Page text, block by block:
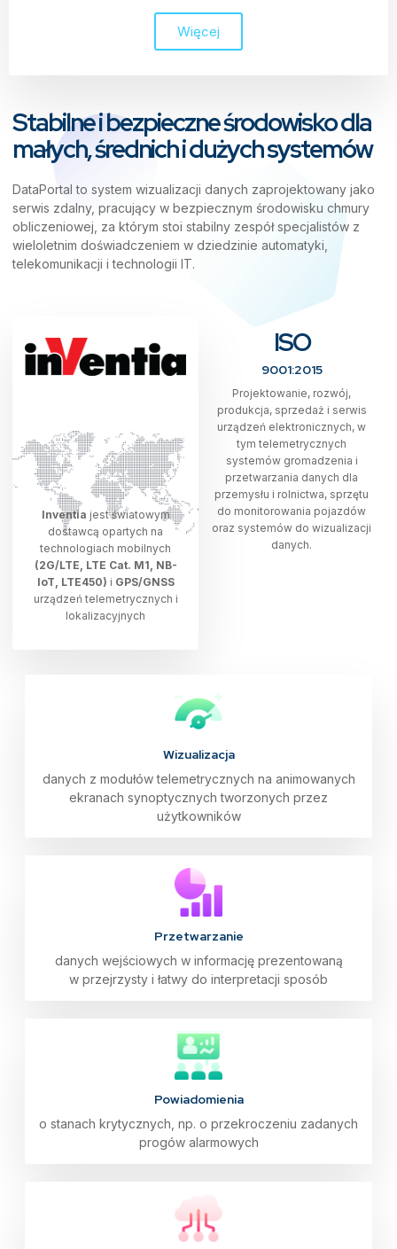
Więcej
Stabilne i bezpieczne środowisko dla
małych, średnich i dużych systemów
DataPortal to system wizualizacji danych zaprojektowany jako
serwis zdalny, pracujący w bezpiecznym środowisku chmury
obliczeniowej, za którym stoi stabilny zespół specjalistów z
wieloletnim doświadczeniem w dziedzinie automatyki,
telekomunikacji i technologii IT.
Inventia jest światowym
dostawcą opartych na
technologiach mobilnych
(2G/LTE, LTE Cat. M1, NB-
IoT, LTE450) i GPS/GNSS
urządzeń telemetrycznych i
lokalizacyjnych
ISO
9001:2015
Projektowanie, rozwój,
produkcja, sprzedaż i serwis
urządzeń elektronicznych, w
tym telemetrycznych
systemów gromadzenia i
przetwarzania danych dla
przemysłu i rolnictwa, sprzętu
do monitorowania pojazdów
oraz systemów do wizualizacji
danych.
Wizualizacja
danych z modułów telemetrycznych na animowanych
ekranach synoptycznych tworzonych przez
użytkowników
Przetwarzanie
danych wejściowych w informację prezentowaną
w przejrzysty i łatwy do interpretacji sposób
Powiadomienia
o stanach krytycznych, np. o przekroczeniu zadanych
progów alarmowych